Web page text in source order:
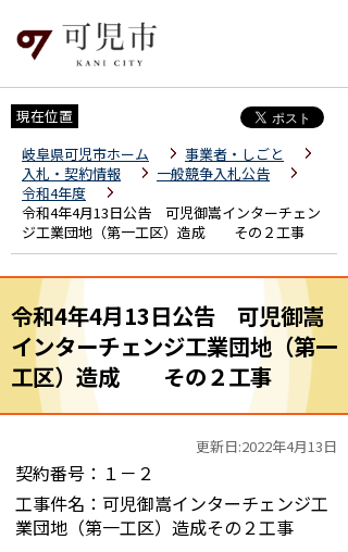
現在位置
岐阜県可児市ホーム
事業者・しごと
入札・契約情報
一般競争入札公告
令和4年度
令和4年4月13日公告 可児御嵩インターチェン
ジ工業団地（第一工区）造成 その２工事
令和4年4月13日公告 可児御嵩
インターチェンジ工業団地（第一
工区）造成 その２工事
更新日:2022年4月13日
契約番号：１－２
工事件名：可児御嵩インターチェンジ工
業団地（第一工区）造成その２工事